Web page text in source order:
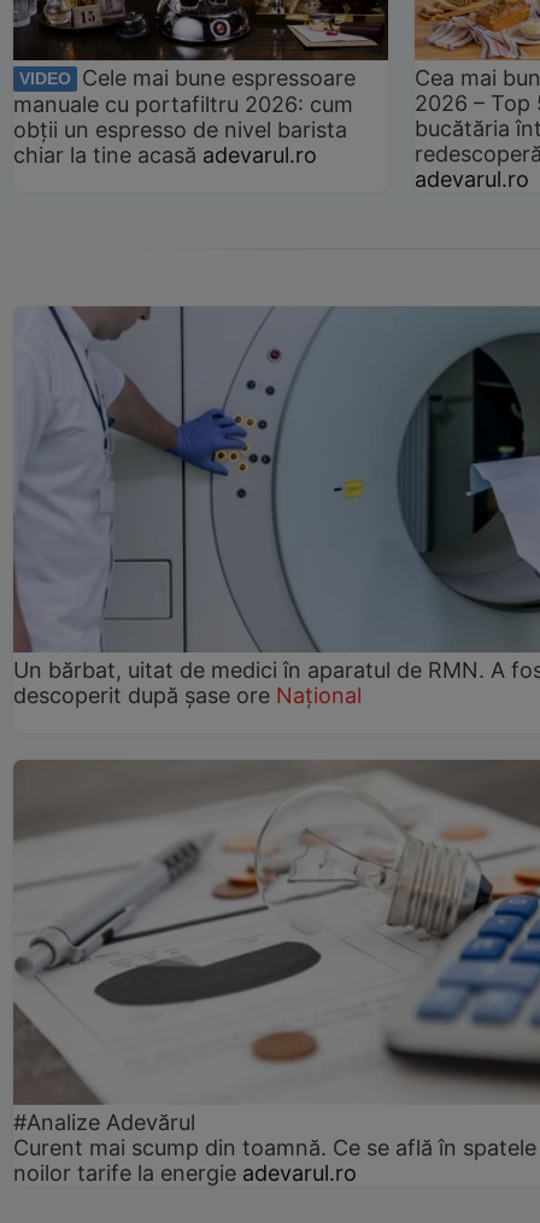
VIDEO
Cele mai bune espressoare
manuale cu portafiltru 2026: cum
obții un espresso de nivel barista
chiar la tine acasă adevarul.ro
Cea mai
2026 –
bucătăria
adevarul.ro
Un bărbat, uitat de medici în aparatul de RMN. A
descoperit după șase ore Național
#Analize Adevărul
Curent mai scump din toamnă. Ce se află în spatele
noilor tarife la energie adevarul.ro